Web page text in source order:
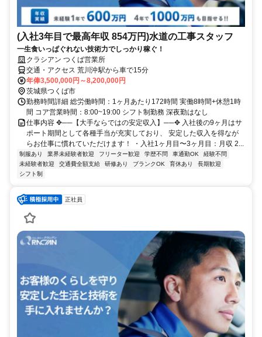
(入社3年目で最高年収 854万円)水道の工事スタッフ
一生食いっぱぐれない技術力でしっかり稼ぐ！
クラシアン つくば営業所
交通・アクセス 荒川沖駅から車で15分
年俸3,500,000円～8,200,000円
茨城県つくば市
勤務時間詳細 総労働時間：1ヶ月あたり172時間 実働8時間+休憩1時
間 コア営業時間：8:00~19:00 シフト制勤務 深夜勤はなし
仕事内容 ✥──【大手ならではの安定収入】──✥ 入社後の9ヶ月はサ
ポート期間として各種手当が充実しており、 安定した収入を得なが
らお仕事に慣れていただけます！ ・入社1ヶ月目〜3ヶ月目：月収 2...
制服あり 業界未経験者歓迎 フリーター歓迎 学歴不問 車通勤OK
経験不問
未経験者歓迎
交通費全額支給 研修あり ブランクOK 育休あり
長期歓迎
シフト制
正社員